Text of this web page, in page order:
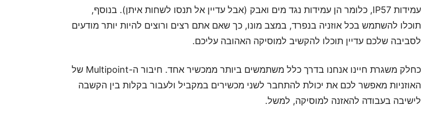
עמידות IP57, כלומר הן עמידות נגד מים ואבק (אבל עדיין אל תנסו לשחות איתן). בנוסף,
תוכלו להשתמש בכל אוזניה בנפרד, במצב מונו, כך שאם אתם רצים ורוצים להיות יותר מודעים
לסביבה שלכם עדיין תוכלו להקשיב למוסיקה האהובה עליכם.
כחלק משגרת חיינו אנחנו בדרך כלל משתמשים ביותר ממכשיר אחד. חיבור ה-Multipoint של
האוזניות מאפשר לכם את יכולת להתחבר לשני מכשירים במקביל ולעבור בקלות בין הקשבה
לישיבה בעבודה להאזנה למוסיקה, למשל.